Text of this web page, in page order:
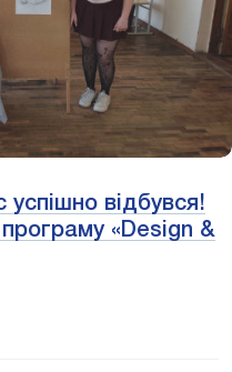
успішно відбувся!
«Design &